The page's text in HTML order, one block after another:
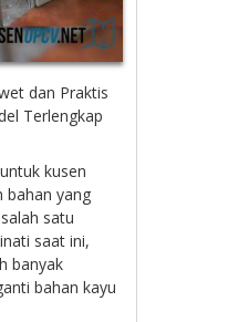
dan Praktis
Terlengkap
kusen
bahan yang
satu
saat ini,
banyak
bahan kayu